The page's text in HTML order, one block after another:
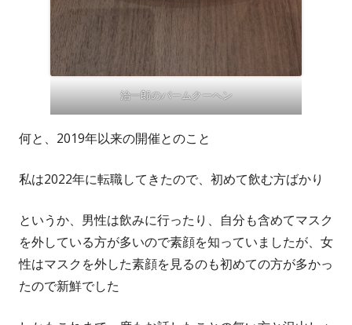
治一郎のバームクーヘン
何と、2019年以来の開催とのこと
私は2022年に転職してきたので、初めて飲む方ばかり
というか、男性は飲みに行ったり、自分も含めてマスク
を外している方が多いので素顔を知っていましたが、女
性はマスクを外した素顔を見るのも初めての方が多かっ
たので新鮮でした